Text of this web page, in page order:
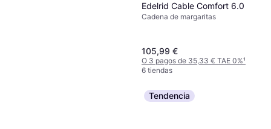
Edelrid Cable Comfort 6.0
Cadena de margaritas
105,99 €
O 3 pagos de 35,33 € TAE 0%¹
6 tiendas
Tendencia